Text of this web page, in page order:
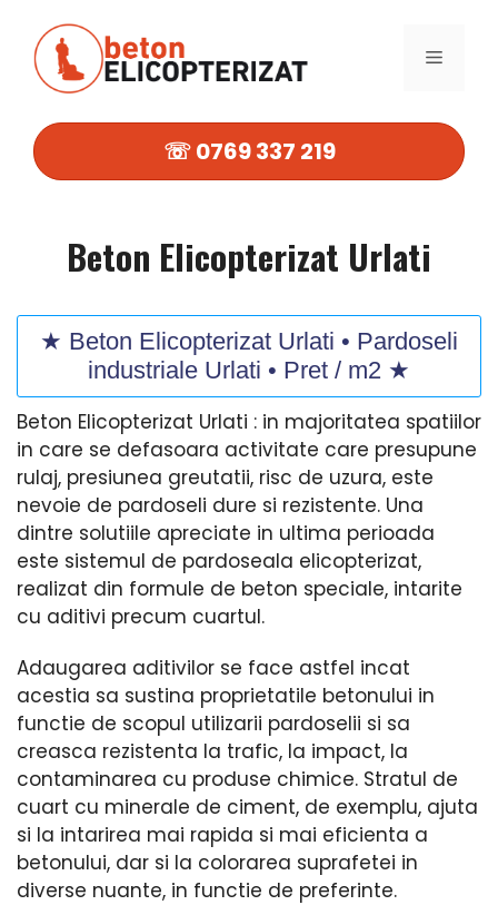
conținut
MENIU
☏ 0769 337 219
Beton Elicopterizat Urlati
★ Beton Elicopterizat Urlati • Pardoseli
industriale Urlati • Pret / m2 ★
Beton Elicopterizat Urlati : in majoritatea spatiilor
in care se defasoara activitate care presupune
rulaj, presiunea greutatii, risc de uzura, este
nevoie de pardoseli dure si rezistente. Una
dintre solutiile apreciate in ultima perioada
este sistemul de pardoseala elicopterizat,
realizat din formule de beton speciale, intarite
cu aditivi precum cuartul.
Adaugarea aditivilor se face astfel incat
acestia sa sustina proprietatile betonului in
functie de scopul utilizarii pardoselii si sa
creasca rezistenta la trafic, la impact, la
contaminarea cu produse chimice. Stratul de
cuart cu minerale de ciment, de exemplu, ajuta
si la intarirea mai rapida si mai eficienta a
betonului, dar si la colorarea suprafetei in
diverse nuante, in functie de preferinte.